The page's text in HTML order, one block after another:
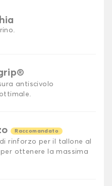
antiscivolo
Raccomandato
rinforzo per il tallone al
ottenere la massima